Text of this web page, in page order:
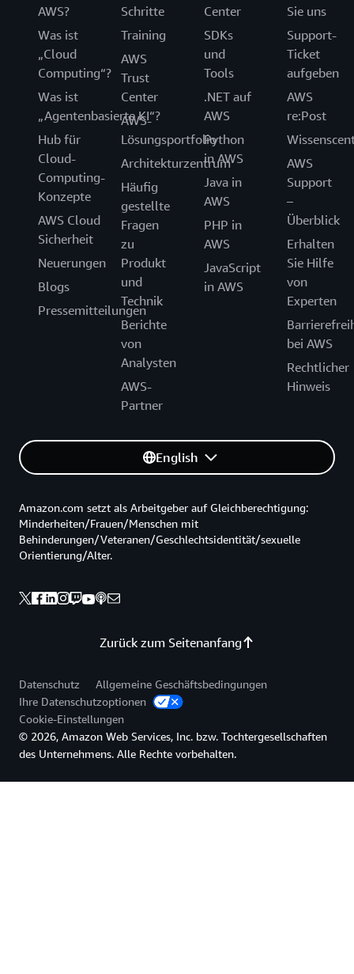
AWS?
Was ist
„Cloud
Computing“?
Was ist
„Agentenbasierte KI“?
Hub für
Cloud-
Computing-
Konzepte
AWS Cloud
Sicherheit
Neuerungen
Blogs
Pressemitteilungen
Schritte
Training
AWS
Trust
Center
AWS-
Lösungsportfolio
Architekturzentrum
Häufig
gestellte
Fragen
zu
Produkt
und
Technik
Berichte
von
Analysten
AWS-
Partner
Center
SDKs
und
Tools
.NET auf
AWS
Python
in AWS
Java in
AWS
PHP in
AWS
JavaScript
in AWS
Sie uns
Support-
Ticket
aufgeben
AWS
re:Post
AWS
Support
–
Überblick
Erhalten
Sie Hilfe
von
Experten
bei AWS
Rechtlicher
Hinweis
English
Zurück zum Seitenanfang
Amazon.com setzt als Arbeitgeber auf Gleichberechtigung:
Minderheiten/Frauen/Menschen mit
Behinderungen/Veteranen/Geschlechtsidentität/sexuelle
Orientierung/Alter.
Datenschutz
Allgemeine Geschäftsbedingungen
Ihre Datenschutzoptionen
Cookie-Einstellungen
© 2026, Amazon Web Services, Inc. bzw. Tochtergesellschaften
des Unternehmens. Alle Rechte vorbehalten.